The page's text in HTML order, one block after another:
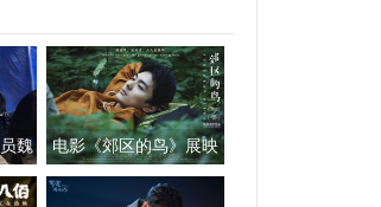
魏
好
电影《郊区的鸟》展映
邓竞饰演工程师蚂蚁坚